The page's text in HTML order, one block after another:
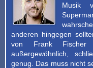
Musik
anderen hingegen
von Frank Fischer
außergewöhnlich,
genug. Das muss nicht